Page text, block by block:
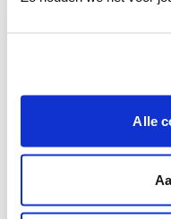
Alle